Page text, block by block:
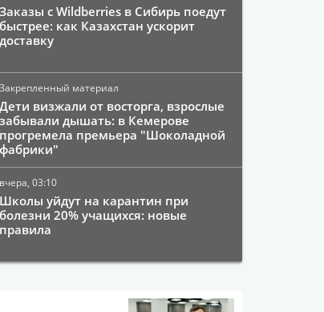
Заказы с Wildberries в Сибирь поедут
быстрее: как Казахстан ускорит
доставку
Закрепленный материал
Дети визжали от восторга, взрослые
забывали дышать: в Кемерове
прогремела премьера "Шоколадной
фабрики"
вчера, 03:10
Школы уйдут на карантин при
болезни 20% учащихся: новые
правила